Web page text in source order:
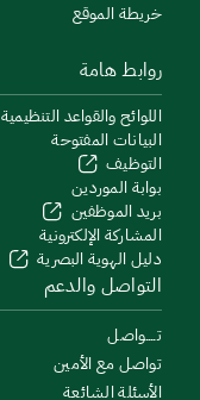
خريطة الموقع
روابط هامة
اللوائح والقواعد التنظيمية
البيانات المفتوحة
التوظيف
بوابة الموردين
بريد الموظفين
المشاركة الإلكترونية
دليل الهوية البصرية
التواصل والدعم
تــــواصل
تواصل مع الأمين
الأسئلة الشائعة